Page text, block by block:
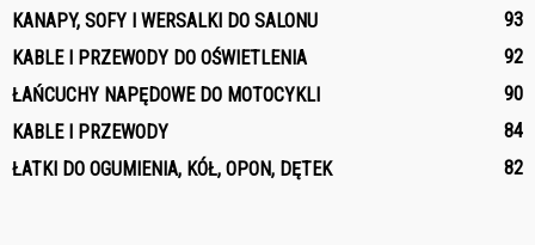
KANAPY, SOFY I WERSALKI DO SALONU
93
KABLE I PRZEWODY DO OŚWIETLENIA
92
ŁAŃCUCHY NAPĘDOWE DO MOTOCYKLI
90
KABLE I PRZEWODY
84
ŁATKI DO OGUMIENIA, KÓŁ, OPON, DĘTEK
82